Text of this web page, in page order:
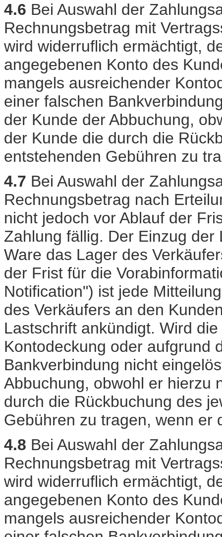
4.6 Bei Auswahl der
Rechnungsbetrag mit
wird widerruflich ermächtigt,
angegebenen Konto des
mangels ausreichender
einer falschen
der Kunde der Abbuchung,
der Kunde die durch die
entstehenden Gebühren zu
4.7 Bei Auswahl der
Rechnungsbetrag nach
nicht jedoch vor Ablauf der
Zahlung fällig. Der Einzug
Ware das Lager des
der Frist für die
Notification") ist jede
des Verkäufers an den
Lastschrift ankündigt. Wird
Kontodeckung oder aufgrund
Bankverbindung nicht
Abbuchung, obwohl er hierzu
durch die Rückbuchung des
Gebühren zu tragen, wenn er
4.8 Bei Auswahl der
Rechnungsbetrag mit
wird widerruflich ermächtigt,
angegebenen Konto des
mangels ausreichender